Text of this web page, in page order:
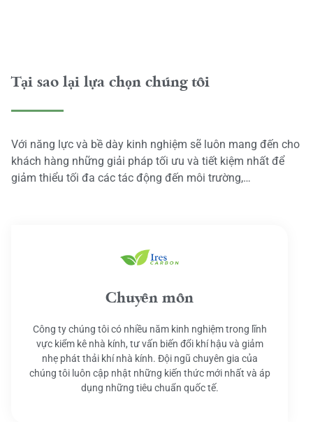
Tại sao lại lựa chọn chúng tôi
Với năng lực và bề dày kinh nghiệm sẽ luôn mang đến cho
khách hàng những giải pháp tối ưu và tiết kiệm nhất để
giảm thiểu tối đa các tác động đến môi trường,…
Chuyên môn
Công ty chúng tôi có nhiều năm kinh nghiệm trong lĩnh
vực kiểm kê nhà kính, tư vấn biến đổi khí hậu và giảm
nhẹ phát thải khí nhà kính. Đội ngũ chuyên gia của
chúng tôi luôn cập nhật những kiến thức mới nhất và áp
dụng những tiêu chuẩn quốc tế.